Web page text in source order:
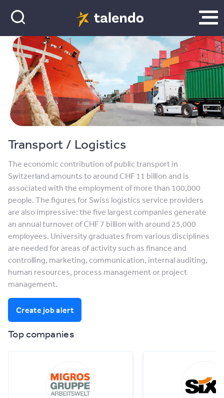
Transport / Logistics
The economic contribution of public transport in
Switzerland amounts to around CHF 11 billion and is
associated with the employment of more than 100,000
people. The figures for Swiss logistics service providers
are also impressive: the five largest companies generate
an annual turnover of CHF 7 billion with around 25,000
employees. University graduates from various disciplines
are needed for areas of activity such as finance and
controlling, marketing, communication, internal auditing,
human resources, process management or project
management.
Create job alert
Top companies